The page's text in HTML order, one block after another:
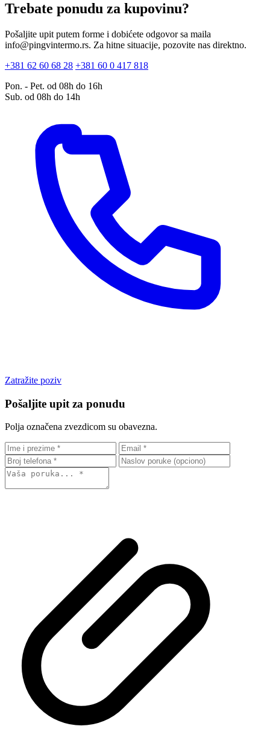
Trebate ponudu za kupovinu?
Pošaljite upit putem forme i dobićete odgovor sa maila
info@pingvintermo.rs. Za hitne situacije, pozovite nas direktno.
+381 62 60 68 28 +381 60 0 417 818
Pon. - Pet. od 08h do 16h
Sub. od 08h do 14h
Zatražite poziv
Pošaljite upit za ponudu
Polja označena zvezdicom su obavezna.